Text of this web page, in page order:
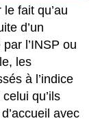
fait qu’au
d’un
l’INSP ou
les
à l’indice
qu’ils
avec